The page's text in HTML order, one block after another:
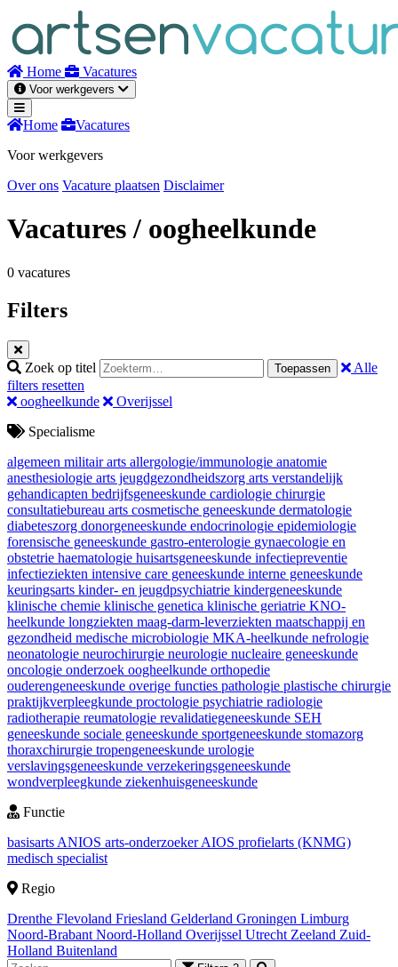
inhoud
Home Vacatures
Voor werkgevers
Home
Vacatures
Voor werkgevers
Over ons Vacature plaatsen Disclaimer
Vacatures/ oogheelkunde
0 vacatures
Filters
Zoek op titel Toepassen
Alle
filters resetten
oogheelkunde
Overijssel
Specialisme
algemeen militair arts allergologie/immunologie anatomie
anesthesiologie arts jeugdgezondheidszorg arts verstandelijk
gehandicapten bedrijfsgeneeskunde cardiologie chirurgie
consultatiebureau arts cosmetische geneeskunde dermatologie
diabeteszorg donorgeneeskunde endocrinologie epidemiologie
forensische geneeskunde gastro-enterologie gynaecologie en
obstetrie haematologie huisartsgeneeskunde infectiepreventie
infectieziekten intensive care geneeskunde interne geneeskunde
keuringsarts kinder- en jeugdpsychiatrie kindergeneeskunde
klinische chemie klinische genetica klinische geriatrie KNO-
heelkunde longziekten maag-darm-leverziekten maatschappij en
gezondheid medische microbiologie MKA-heelkunde nefrologie
neonatologie neurochirurgie neurologie nucleaire geneeskunde
oncologie onderzoek oogheelkunde orthopedie
ouderengeneeskunde overige functies pathologie plastische chirurgie
praktijkverpleegkunde proctologie psychiatrie radiologie
radiotherapie reumatologie revalidatiegeneeskunde SEH
geneeskunde sociale geneeskunde sportgeneeskunde stomazorg
thoraxchirurgie tropengeneeskunde urologie
verslavingsgeneeskunde verzekeringsgeneeskunde
wondverpleegkunde ziekenhuisgeneeskunde
Functie
basisarts ANIOS arts-onderzoekerAIOS profielarts (KNMG)
medisch specialist
Regio
Drenthe Flevoland Friesland Gelderland Groningen Limburg
Noord-Brabant Noord-Holland Overijssel Utrecht Zeeland Zuid-
Holland Buitenland